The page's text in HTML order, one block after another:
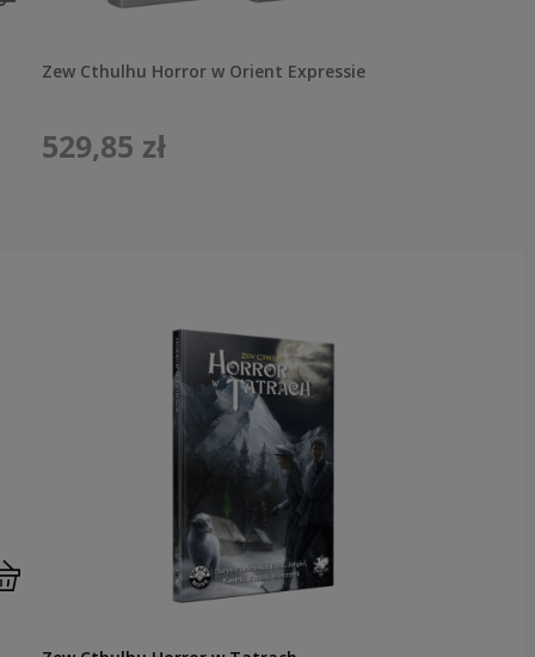
Zew Cthulhu Horror w Orient Expressie
529,85 zł